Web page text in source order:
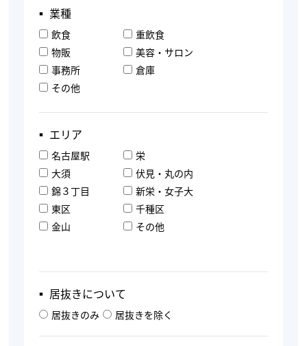
▪︎ 業種
飲食
重飲食
物販
美容・サロン
事務所
倉庫
その他
▪︎ エリア
名古屋駅
栄
大須
伏見・丸の内
錦３丁目
新栄・女子大
東区
千種区
金山
その他
▪︎ 居抜きについて
居抜きのみ 居抜きを除く